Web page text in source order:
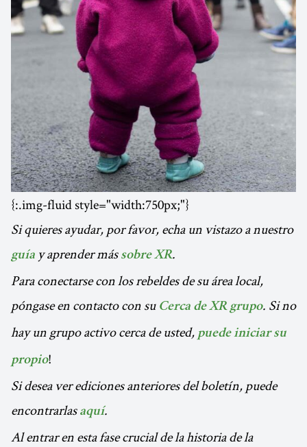
{:.img-fluid style="width:750px;"}
Si quieres ayudar, por favor, echa un vistazo a nuestro
guía y aprender más sobre XR.
Para conectarse con los rebeldes de su área local,
póngase en contacto con su Cerca de XR grupo. Si no
hay un grupo activo cerca de usted, puede iniciar su
propio!
Si desea ver ediciones anteriores del boletín, puede
encontrarlas aquí.
Al entrar en esta fase crucial de la historia de la